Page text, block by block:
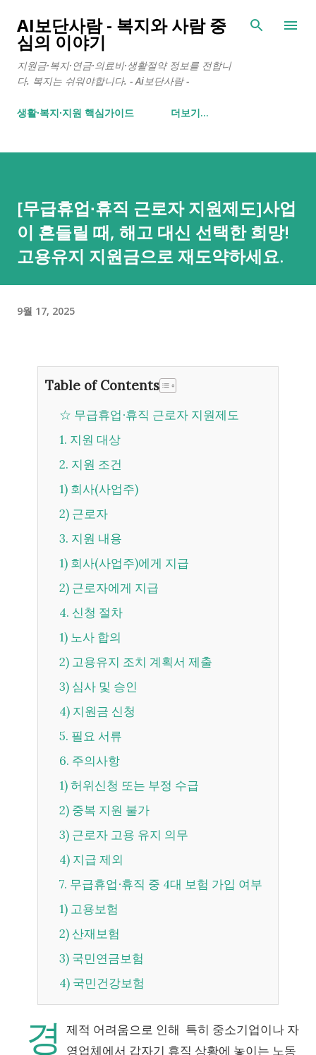
기본 콘텐츠로 건너뛰기
AI보단사람 - 복지와 사람 중
심의 이야기
지원금·복지·연금·의료비·생활절약 정보를 전합니
다. 복지는 쉬워야합니다. - Ai보단사람 -
생활∙복지∙지원 핵심가이드 더보기…
[무급휴업∙휴직 근로자 지원제도]사업
이 흔들릴 때, 해고 대신 선택한 희망!
고용유지 지원금으로 재도약하세요.
9월 17, 2025
Table of Contents
☆ 무급휴업∙휴직 근로자 지원제도
1. 지원 대상
2. 지원 조건
1) 회사(사업주)
2) 근로자
3. 지원 내용
1) 회사(사업주)에게 지급
2) 근로자에게 지급
4. 신청 절차
1) 노사 합의
2) 고용유지 조치 계획서 제출
3) 심사 및 승인
4) 지원금 신청
5. 필요 서류
6. 주의사항
1) 허위신청 또는 부정 수급
2) 중복 지원 불가
3) 근로자 고용 유지 의무
4) 지급 제외
7. 무급휴업∙휴직 중 4대 보험 가입 여부
1) 고용보험
2) 산재보험
3) 국민연금보험
4) 국민건강보험
경 제적 어려움으로 인해 특히 중소기업이나 자
영업체에서 갑자기 휴직 상황에 놓이는 노동